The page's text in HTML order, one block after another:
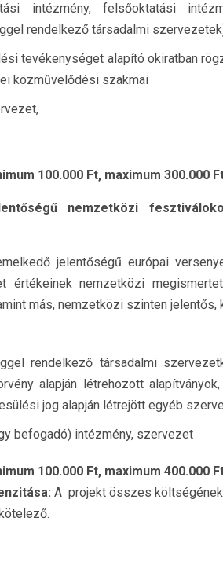
intézmény, felsőoktatási
rendelkező társadalmi
tevékenységet alapító okiratban
közművelődési szakmai
100.000 Ft, maximum 300.000
nemzetközi
jelentőségű európai
értékeinek nemzetközi
más, nemzetközi szinten
rendelkező társadalmi
alapján létrehozott
jog alapján létrejött egyéb
befogadó) intézmény, szervezet
100.000 Ft, maximum 400.000
A projekt összes